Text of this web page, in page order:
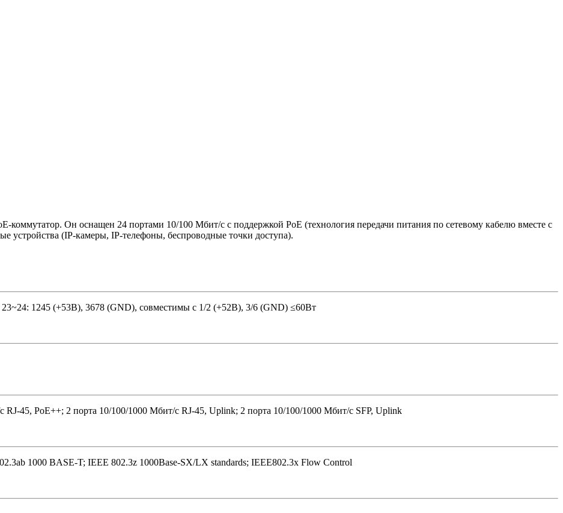
коммутатор. Он оснащен 24 портами 10/100 Мбит/с с поддержкой PoE (технология передачи питания по сетевому кабелю вместе с
устройства (IP-камеры, IP-телефоны, беспроводные точки доступа).
1245 (+53В), 3678 (GND), совместимы с 1/2 (+52В), 3/6 (GND) ≤60Вт
45, PoE++; 2 порта 10/100/1000 Мбит/с RJ-45, Uplink; 2 порта 10/100/1000 Мбит/с SFP, Uplink
1000 BASE-T; IEEE 802.3z 1000Base-SX/LX standards; IEEE802.3x Flow Control